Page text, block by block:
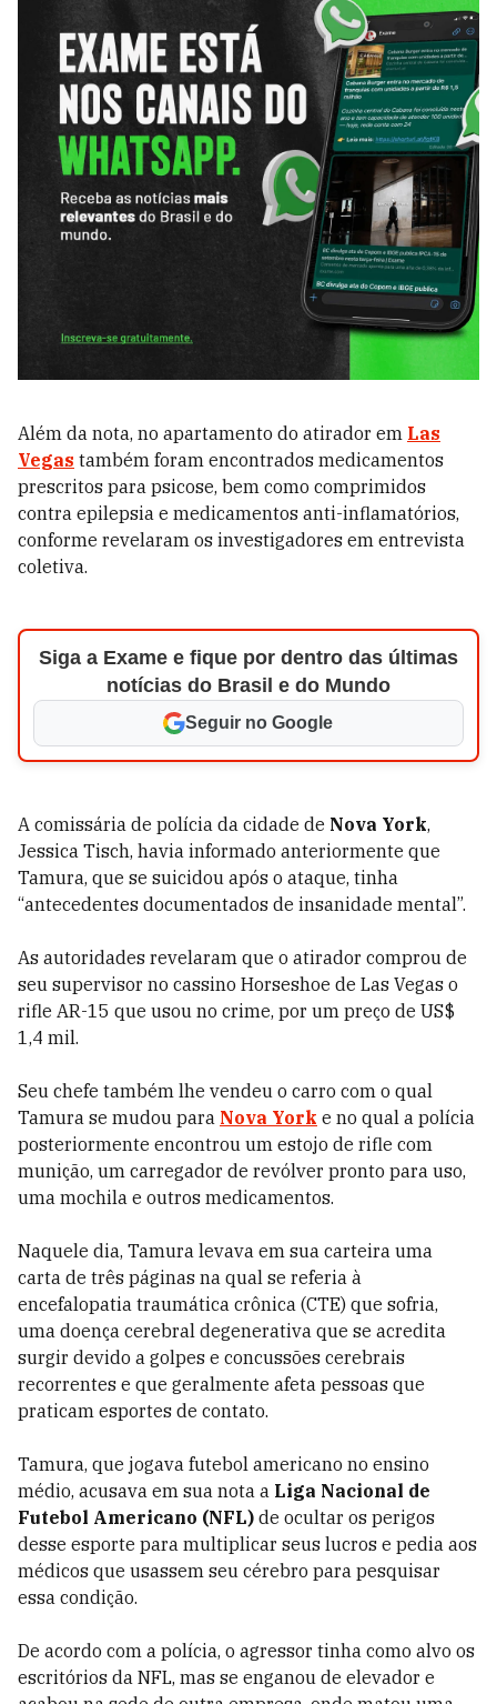
Além da nota, no apartamento do atirador em Las
Vegas também foram encontrados medicamentos
prescritos para psicose, bem como comprimidos
contra epilepsia e medicamentos anti-inflamatórios,
conforme revelaram os investigadores em entrevista
coletiva.
Siga a Exame e fique por dentro das últimas
notícias do Brasil e do Mundo
Seguir no Google
A comissária de polícia da cidade de Nova York,
Jessica Tisch, havia informado anteriormente que
Tamura, que se suicidou após o ataque, tinha
“antecedentes documentados de insanidade mental”.
As autoridades revelaram que o atirador comprou de
seu supervisor no cassino Horseshoe de Las Vegas o
rifle AR-15 que usou no crime, por um preço de US$
1,4 mil.
Seu chefe também lhe vendeu o carro com o qual
Tamura se mudou para Nova York e no qual a polícia
posteriormente encontrou um estojo de rifle com
munição, um carregador de revólver pronto para uso,
uma mochila e outros medicamentos.
Naquele dia, Tamura levava em sua carteira uma
carta de três páginas na qual se referia à
encefalopatia traumática crônica (CTE) que sofria,
uma doença cerebral degenerativa que se acredita
surgir devido a golpes e concussões cerebrais
recorrentes e que geralmente afeta pessoas que
praticam esportes de contato.
Tamura, que jogava futebol americano no ensino
médio, acusava em sua nota a Liga Nacional de
Futebol Americano (NFL) de ocultar os perigos
desse esporte para multiplicar seus lucros e pedia aos
médicos que usassem seu cérebro para pesquisar
essa condição.
De acordo com a polícia, o agressor tinha como alvo os
escritórios da NFL, mas se enganou de elevador e